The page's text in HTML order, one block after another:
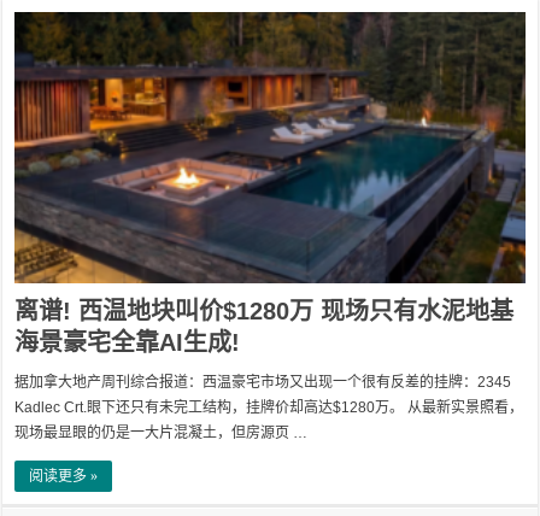
离谱! 西温地块叫价$1280万 现场只有水泥地基
海景豪宅全靠AI生成!
据加拿大地产周刊综合报道：西温豪宅市场又出现一个很有反差的挂牌：2345
Kadlec Crt.眼下还只有未完工结构，挂牌价却高达$1280万。 从最新实景照看，
现场最显眼的仍是一大片混凝土，但房源页 …
阅读更多 »